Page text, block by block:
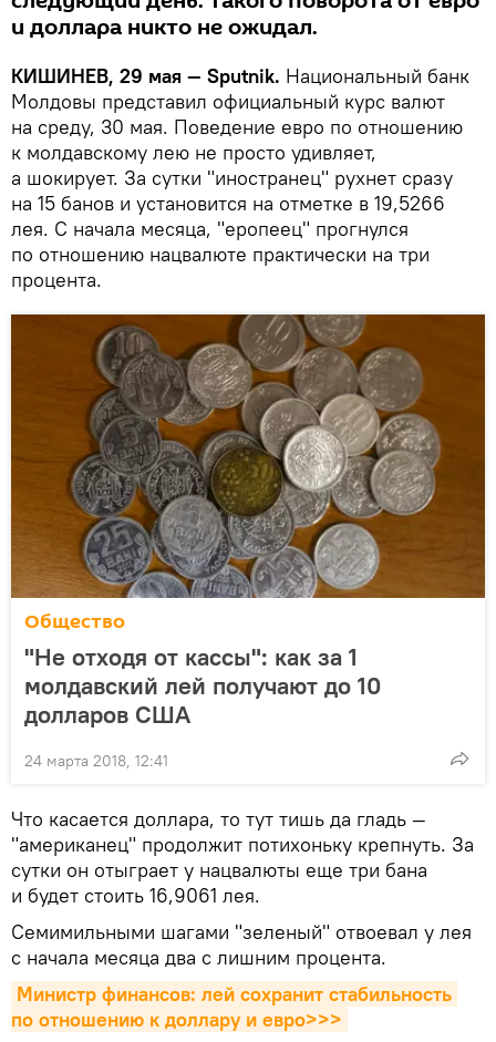
и доллара никто не ожидал.
КИШИНЕВ, 29 мая — Sputnik. Национальный банк
Молдовы представил официальный курс валют
на среду, 30 мая. Поведение евро по отношению
к молдавскому лею не просто удивляет,
а шокирует. За сутки "иностранец" рухнет сразу
на 15 банов и установится на отметке в 19,5266
лея. С начала месяца, "еропеец" прогнулся
по отношению нацвалюте практически на три
процента.
Общество
"Не отходя от кассы": как за 1
молдавский лей получают до 10
долларов США
24 марта 2018, 12:41
Что касается доллара, то тут тишь да гладь —
"американец" продолжит потихоньку крепнуть. За
сутки он отыграет у нацвалюты еще три бана
и будет стоить 16,9061 лея.
Семимильными шагами "зеленый" отвоевал у лея
с начала месяца два с лишним процента.
Министр финансов: лей сохранит стабильность
по отношению к доллару и евро>>>